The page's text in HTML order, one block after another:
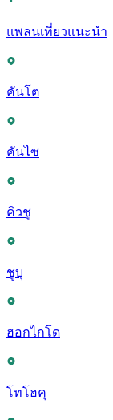
แพลนเที่ยวแนะนำ
คันโต
คันไซ
คิวชู
ชูบุ
ฮอกไกโด
โทโฮคุ